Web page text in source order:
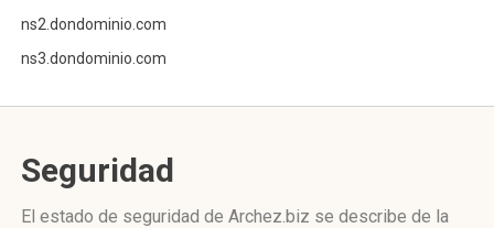
ns2.dondominio.com
ns3.dondominio.com
Seguridad
El estado de seguridad de Archez.biz se describe de la